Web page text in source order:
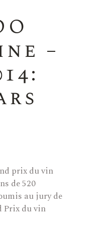
–
prix du vin
de 520
au jury de
Prix du vin